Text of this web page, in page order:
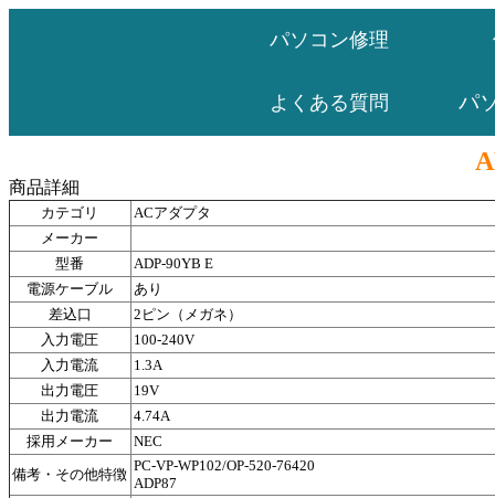
パソコン修理
よくある質問 パ
商品詳細
カテゴリ
ACアダプタ
メーカー
型番
ADP-90YB E
電源ケーブル
あり
差込口
2ピン（メガネ）
入力電圧
100-240V
入力電流
1.3A
出力電圧
19V
出力電流
4.74A
採用メーカー
NEC
備考・その他特徴
PC-VP-WP102/OP-520-76420
ADP87